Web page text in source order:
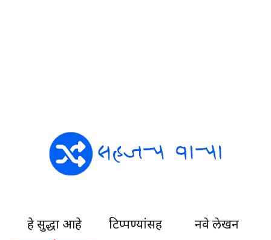
हे सुद्धा आहे टिप्पण्यांसह नवे लेखन